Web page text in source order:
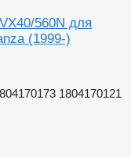
560N для
(1999-)
1804170121